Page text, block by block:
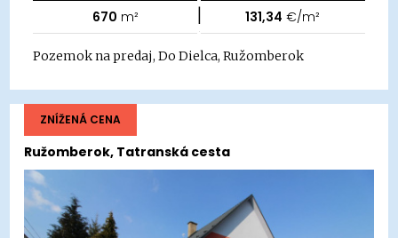
670 m² | 131,34 €/m²
Pozemok na predaj, Do Dielca, Ružomberok
Ružomberok, Tatranská cesta
ZNÍŽENÁ CENA